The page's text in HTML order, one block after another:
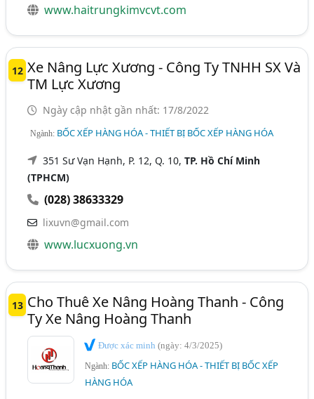
www.haitrungkimvcvt.com
12 Xe Nâng Lực Xương - Công Ty TNHH SX Và
TM Lực Xương
Ngày cập nhật gần nhất: 17/8/2022
Ngành: BỐC XẾP HÀNG HÓA - THIẾT BỊ BỐC XẾP HÀNG HÓA
351 Sư Vạn Hạnh, P. 12, Q. 10,TP. Hồ Chí Minh
(TPHCM)
(028) 38633329
lixuvn@gmail.com
www.lucxuong.vn
13 Cho Thuê Xe Nâng Hoàng Thanh - Công
Ty Xe Nâng Hoàng Thanh
Được xác minh(ngày: 4/3/2025)
Ngành: BỐC XẾP HÀNG HÓA - THIẾT BỊ BỐC XẾP
HÀNG HÓA